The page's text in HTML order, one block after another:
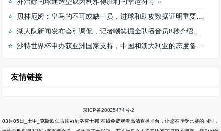
贝林厄姆：皇马的不可或缺一员，进球和助攻数据证明重要性
湖人队新闻发布会引调侃，记者嘲笑掘金队播音员8秒介绍首发阵容速度
沙特世界杯申办获亚洲国家支持，中国和澳大利亚的态度备受关注
友情链接
京ICP备20025474号-2
03月05日_土甲_克斯欧仁古库vs厄洛克士邦 在线免费观看高清直播平台，让您在享受比赛的同时，